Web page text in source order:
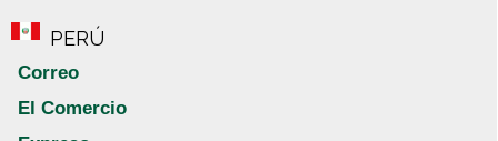
PERÚ
Correo
El Comercio